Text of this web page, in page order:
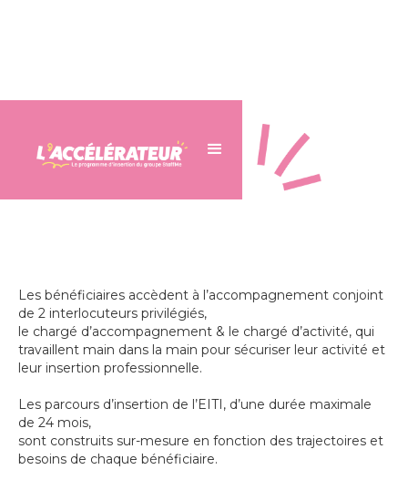
Les bénéficiaires accèdent à l’accompagnement conjoint
de 2 interlocuteurs privilégiés,
le chargé d’accompagnement & le chargé d’activité, qui
travaillent main dans la main pour sécuriser leur activité et
leur insertion professionnelle.
Les parcours d’insertion de l’EITI, d’une durée maximale
de 24 mois,
sont construits sur-mesure en fonction des trajectoires et
besoins de chaque bénéficiaire.